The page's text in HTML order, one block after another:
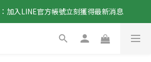
加入LINE官方帳號立刻獲得最新消息